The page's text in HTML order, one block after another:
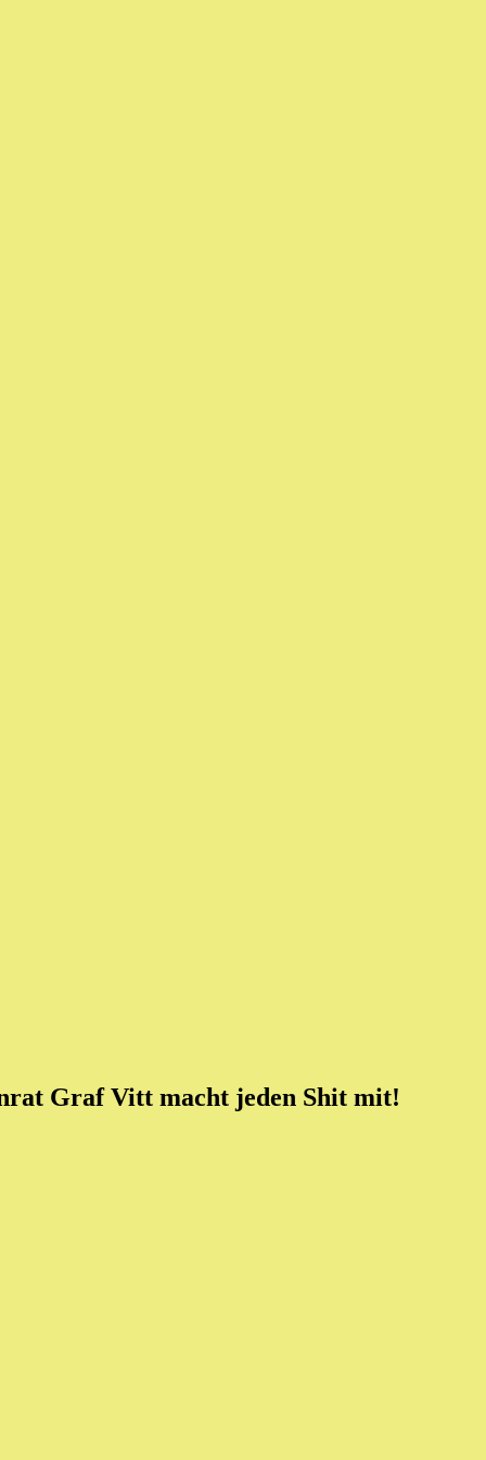
Graf Vitt macht jeden Shit mit!